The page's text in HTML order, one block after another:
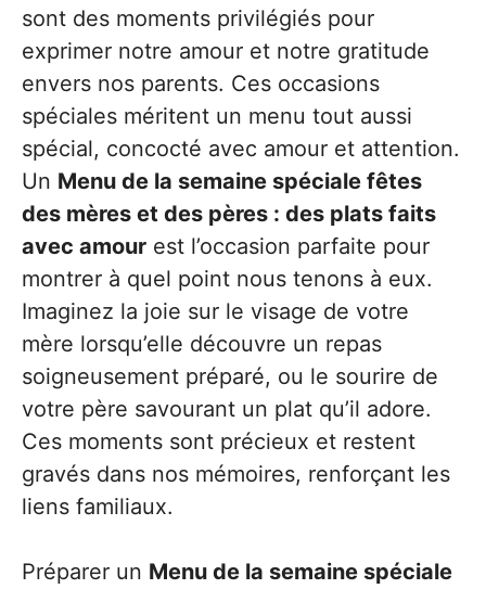
sont des moments privilégiés pour
exprimer notre amour et notre gratitude
envers nos parents. Ces occasions
spéciales méritent un menu tout aussi
spécial, concocté avec amour et attention.
Un Menu de la semaine spéciale fêtes
des mères et des pères : des plats faits
avec amour est l’occasion parfaite pour
montrer à quel point nous tenons à eux.
Imaginez la joie sur le visage de votre
mère lorsqu’elle découvre un repas
soigneusement préparé, ou le sourire de
votre père savourant un plat qu’il adore.
Ces moments sont précieux et restent
gravés dans nos mémoires, renforçant les
liens familiaux.
Préparer un Menu de la semaine spéciale